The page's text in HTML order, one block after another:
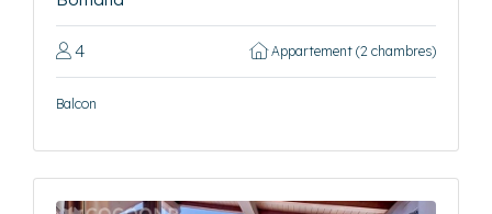
4 Appartement (2 chambres)
Balcon